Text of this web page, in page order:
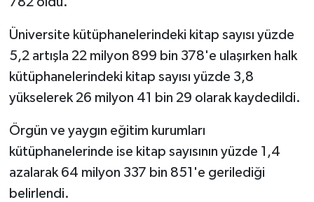
Üniversite kütüphanelerindeki kitap sayısı yüzde
5,2 artışla 22 milyon 899 bin 378'e ulaşırken halk
kütüphanelerindeki kitap sayısı yüzde 3,8
yükselerek 26 milyon 41 bin 29 olarak kaydedildi.
Örgün ve yaygın eğitim kurumları
kütüphanelerinde ise kitap sayısının yüzde 1,4
azalarak 64 milyon 337 bin 851'e gerilediği
belirlendi.
Yemek Tarifleri